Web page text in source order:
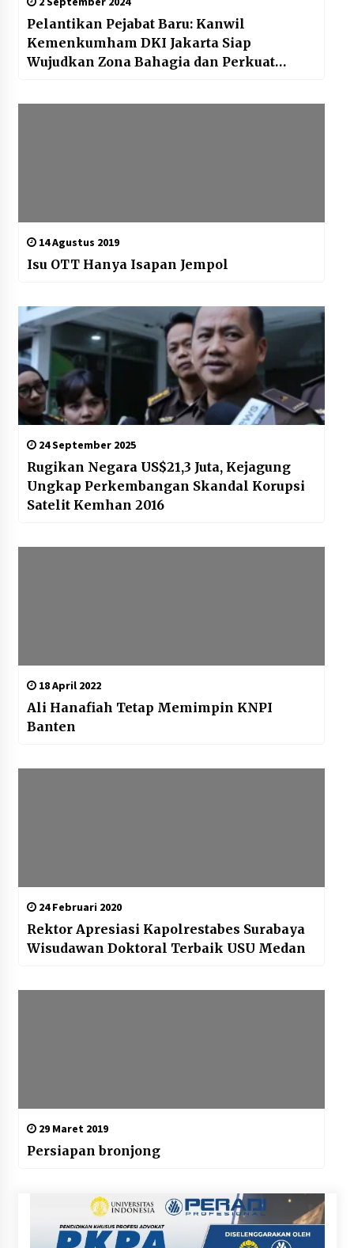
Pelantikan Pejabat Baru: Kanwil
Kemenkumham DKI Jakarta Siap
Wujudkan Zona Bahagia dan Perkuat
14 Agustus 2019
Isu OTT Hanya Isapan Jempol
24 September 2025
Rugikan Negara US$21,3 Juta, Kejagung
Ungkap Perkembangan Skandal Korupsi
Satelit Kemhan 2016
18 April 2022
Ali Hanafiah Tetap Memimpin KNPI
Banten
24 Februari 2020
Rektor Apresiasi Kapolrestabes Surabaya
Wisudawan Doktoral Terbaik USU Medan
29 Maret 2019
Persiapan bronjong